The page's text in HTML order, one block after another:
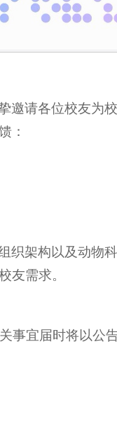
请各位校友为
：
织架构以及动物
友需求。
事宜届时将以公